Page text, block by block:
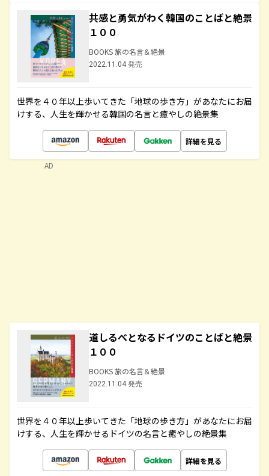
共感と勇気がわく韓国のことばと絶景
１００
BOOKS 旅の名言＆絶景
2022.11.04 発売
世界を４０年以上歩いてきた「地球の歩き方」があなたにお届
けする、人生を輝かせる韓国の名言と癒やしの絶景集
詳細を見る
道しるべとなるドイツのことばと絶景
１００
BOOKS 旅の名言＆絶景
2022.11.04 発売
世界を４０年以上歩いてきた「地球の歩き方」があなたにお届
けする、人生を輝かせるドイツの名言と癒やしの絶景集
詳細を見る
AD